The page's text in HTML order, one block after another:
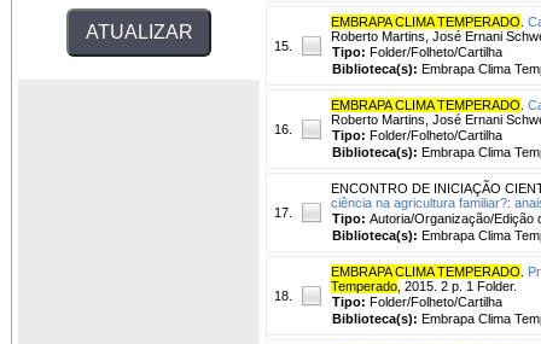
15.
EMBRAPA CLIMA TEMPERADO
Roberto Martins, José Ernani
Tipo: Folder/Folheto/Cartilha
Biblioteca(s): Embrapa Clima
16.
EMBRAPA CLIMA TEMPERADO
Roberto Martins, José Ernani
Tipo: Folder/Folheto/Cartilha
Biblioteca(s): Embrapa Clima
17.
ENCONTRO DE INICIAÇÃO
ciência na agricultura familiar?:
Tipo: Autoria/Organização/Edição
Biblioteca(s): Embrapa Clima
18.
EMBRAPA CLIMA TEMPERADO
Temperado , 2015. 2 p. 1 Folder.
Tipo: Folder/Folheto/Cartilha
Biblioteca(s): Embrapa Clima